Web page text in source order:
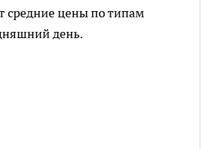
средние цены по типам
день.